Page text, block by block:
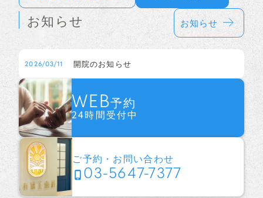
お知らせ お知らせ
2026/03/11 開院のお知らせ
WEB予約
24時間受付中
ご予約・お問い合わせ
03-5647-7377